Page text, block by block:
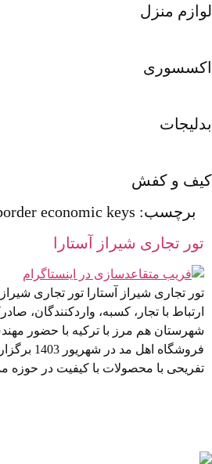
منزل
و کفش
برچسب:border economic keys
تور تجاری شیراز آستارا
تور تجاری شیراز آستارا تور تجاری شیراز
ارتباط با تجار، کسبه، واردکنندگان،
شهرستان هم مرز با ترکیه با حضور
فروشگاه اهل مد
تفریحی با محصولات با کیفیت در حوزه